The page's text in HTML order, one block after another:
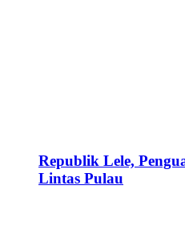
Republik Lele,
Lintas Pulau